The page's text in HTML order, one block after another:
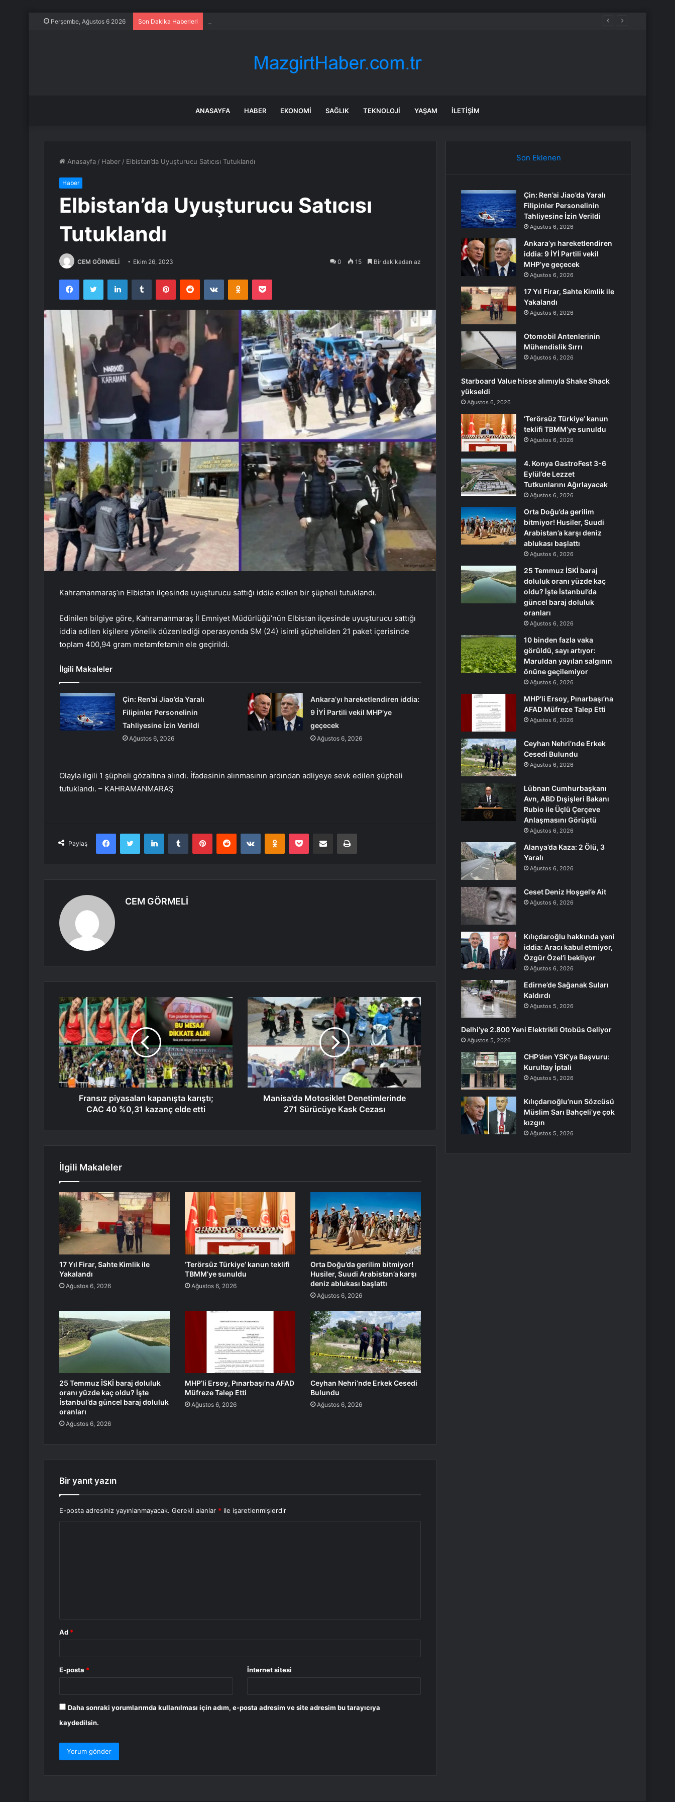
Perşembe, Ağustos 6 2026 Son Dakika Haberleri
ANASAYFA HABER EKONOMI SAĞLIK TEKNOLOJI YAŞAM İLETIŞIM
Anasayfa / Haber / Elbistan’da Uyuşturucu Satıcısı Tutuklandı
Haber
Elbistan’da Uyuşturucu Satıcısı
Tutuklandı
CEM GÖRMELİ Ekim 26, 2023 0 15 Bir dakikadan az
FacebookTwitter LinkedInTumblr PinterestReddit VKontakteOdnoklassniki
Pocket
Kahramanmaraş’ın Elbistan ilçesinde uyuşturucu sattığı iddia edilen bir şüpheli tutuklandı.
Edinilen bilgiye göre, Kahramanmaraş İl Emniyet Müdürlüğü’nün Elbistan ilçesinde uyuşturucu sattığı
iddia edilen kişilere yönelik düzenlediği operasyonda SM (24) isimli şüpheliden 21 paket içerisinde
toplam 400,94 gram metamfetamin ele geçirildi.
İlgili Makaleler
Çin: Ren’ai Jiao’da Yaralı
Filipinler Personelinin
Tahliyesine İzin Verildi
Ağustos 6, 2026
Ankara’yı hareketlendiren iddia:
9 İYİ Partili vekil MHP’ye
geçecek
Ağustos 6, 2026
Olayla ilgili 1 şüpheli gözaltına alındı. İfadesinin alınmasının ardından adliyeye sevk edilen şüpheli
tutuklandı. – KAHRAMANMARAŞ
Paylaş
FacebookTwitter LinkedInTumblr PinterestReddit VKontakteOdnoklassniki
Pocket E-Posta ile paylaş Yazdır
CEM GÖRMELİ
Fransız piyasaları kapanışta karıştı;
CAC 40 %0,31 kazanç elde etti
Manisa'da Motosiklet Denetimlerinde
271 Sürücüye Kask Cezası
İlgili Makaleler
17 Yıl Firar, Sahte Kimlik ile
Yakalandı
Ağustos 6, 2026
‘Terörsüz Türkiye’ kanun teklifi
TBMM’ye sunuldu
Ağustos 6, 2026
Orta Doğu’da gerilim bitmiyor!
Husiler, Suudi Arabistan’a karşı
deniz ablukası başlattı
Ağustos 6, 2026
25 Temmuz İSKİ baraj doluluk
oranı yüzde kaç oldu? İşte
İstanbul’da güncel baraj doluluk
oranları
Ağustos 6, 2026
MHP’li Ersoy, Pınarbaşı’na AFAD
Müfreze Talep Etti
Ağustos 6, 2026
Ceyhan Nehri’nde Erkek Cesedi
Bulundu
Ağustos 6, 2026
Bir yanıt yazın
E-posta adresiniz yayınlanmayacak. Gerekli alanlar * ile işaretlenmişlerdir
Ad *
E-posta * İnternet sitesi
Daha sonraki yorumlarımda kullanılması için adım, e-posta adresim ve site adresim bu tarayıcıya
kaydedilsin.
Son Eklenen
Çin: Ren’ai Jiao’da Yaralı
Filipinler Personelinin
Tahliyesine İzin Verildi
Ağustos 6, 2026
Ankara’yı hareketlendiren
iddia: 9 İYİ Partili vekil
MHP’ye geçecek
Ağustos 6, 2026
17 Yıl Firar, Sahte Kimlik ile
Yakalandı
Ağustos 6, 2026
Otomobil Antenlerinin
Mühendislik Sırrı
Ağustos 6, 2026
Starboard Value hisse alımıyla Shake Shack
yükseldi
Ağustos 6, 2026
‘Terörsüz Türkiye’ kanun
teklifi TBMM’ye sunuldu
Ağustos 6, 2026
4. Konya GastroFest 3-6
Eylül’de Lezzet
Tutkunlarını Ağırlayacak
Ağustos 6, 2026
Orta Doğu’da gerilim
bitmiyor! Husiler, Suudi
Arabistan’a karşı deniz
ablukası başlattı
Ağustos 6, 2026
25 Temmuz İSKİ baraj
doluluk oranı yüzde kaç
oldu? İşte İstanbul’da
güncel baraj doluluk
oranları
Ağustos 6, 2026
10 binden fazla vaka
görüldü, sayı artıyor:
Maruldan yayılan salgının
önüne geçilemiyor
Ağustos 6, 2026
MHP’li Ersoy, Pınarbaşı’na
AFAD Müfreze Talep Etti
Ağustos 6, 2026
Ceyhan Nehri’nde Erkek
Cesedi Bulundu
Ağustos 6, 2026
Lübnan Cumhurbaşkanı
Avn, ABD Dışişleri Bakanı
Rubio ile Üçlü Çerçeve
Anlaşmasını Görüştü
Ağustos 6, 2026
Alanya’da Kaza: 2 Ölü, 3
Yaralı
Ağustos 6, 2026
Ceset Deniz Hoşgel’e Ait
Ağustos 6, 2026
Kılıçdaroğlu hakkında yeni
iddia: Aracı kabul etmiyor,
Özgür Özel’i bekliyor
Ağustos 6, 2026
Edirne’de Sağanak Suları
Kaldırdı
Ağustos 5, 2026
Delhi’ye 2.800 Yeni Elektrikli Otobüs Geliyor
Ağustos 5, 2026
CHP’den YSK’ya Başvuru:
Kurultay İptali
Ağustos 5, 2026
Kılıçdarıoğlu’nun Sözcüsü
Müslim Sarı Bahçeli’ye çok
kızgın
Ağustos 5, 2026